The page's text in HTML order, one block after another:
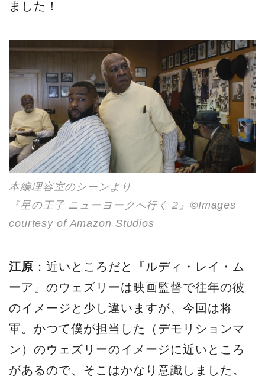
ました！
本編理容室のシーンより
『星の王子 ニューヨークへ行く 2』©Images
courtesy of Amazon Studios
江原 ：近いところだと『ルディ・レイ・ム
ーア』のウェズリーは映画監督で往年の彼
のイメージと少し違いますが、今回は将
軍。かつて僕が担当した（デモリションマ
ン）のウェズリーのイメージに近いところ
があるので、そこはかなり意識しました。